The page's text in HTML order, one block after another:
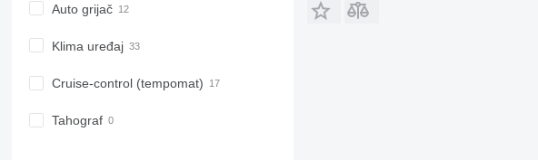
Auto grijač
Klima uređaj
Cruise-control (tempomat)
Tahograf